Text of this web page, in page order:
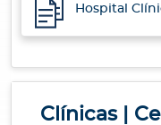
Hospital
Clínicas |